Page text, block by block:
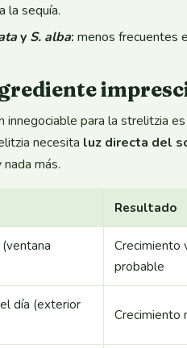
la sequía.
y S. alba: menos frecuentes
innegociable para la strelitzia
necesita luz directa del
más.
Resultado
Crecimiento
probable
día (exterior
Crecimiento